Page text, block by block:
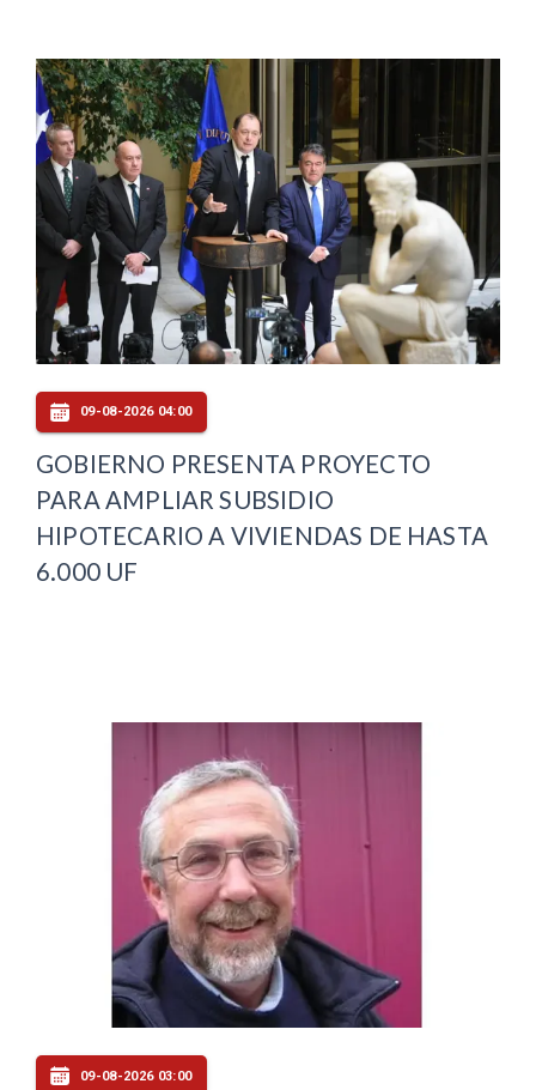
09-08-2026 04:00
GOBIERNO PRESENTA PROYECTO
PARA AMPLIAR SUBSIDIO
HIPOTECARIO A VIVIENDAS DE HASTA
6.000 UF
09-08-2026 03:00